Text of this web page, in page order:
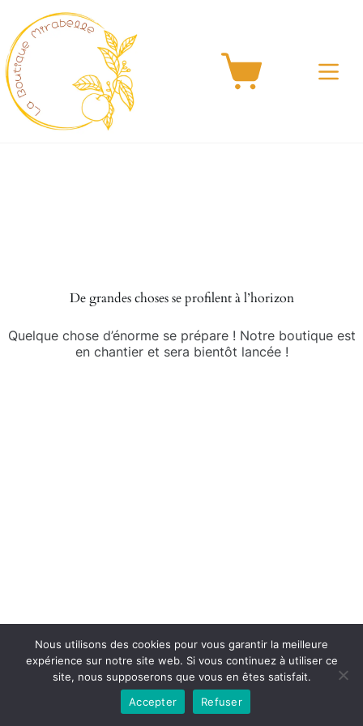
contenu
Panier
d’achat
De grandes choses se profilent à l’horizon
Quelque chose d’énorme se prépare ! Notre boutique est
en chantier et sera bientôt lancée !
Copyright © 2026la boutique mirabelle}.
Nous utilisons des cookies pour vous garantir la meilleure
expérience sur notre site web. Si vous continuez à utiliser ce
site, nous supposerons que vous en êtes satisfait.
Accepter
Refuser